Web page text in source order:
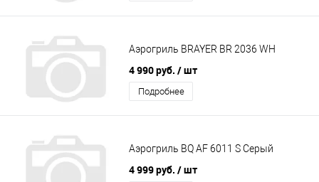
Аэрогриль BRAYER BR 2036 WH
4 990 руб. / шт
Подробнее
Аэрогриль BQ AF 6011 S Серый
4 999 руб. / шт